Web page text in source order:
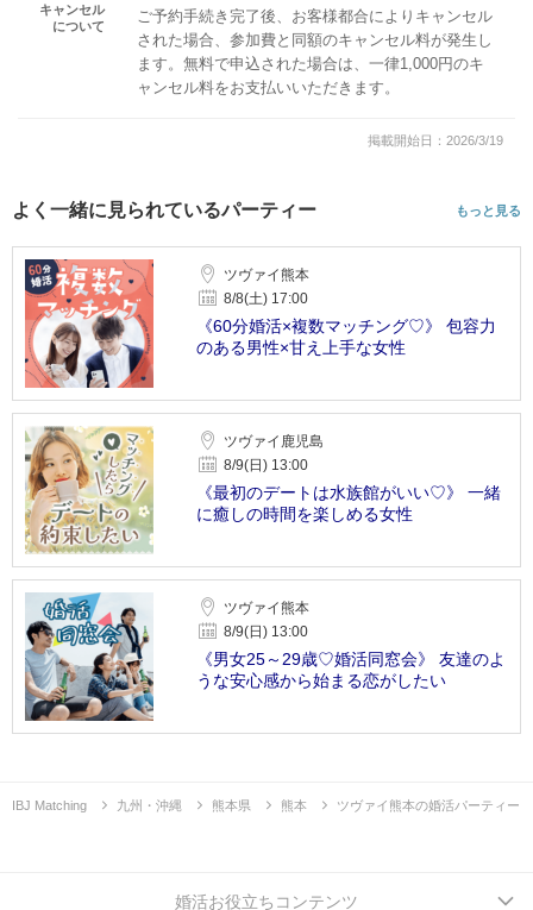
キャンセル
について
ご予約手続き完了後、お客様都合によりキャンセル
された場合、参加費と同額のキャンセル料が発生し
ます。無料で申込された場合は、一律1,000円のキ
ャンセル料をお支払いいただきます。
掲載開始日：2026/3/19
よく一緒に見られているパーティー もっと見る
ツヴァイ熊本
8/8(土) 17:00
《60分婚活×複数マッチング♡》 包容力
のある男性×甘え上手な女性
ツヴァイ鹿児島
8/9(日) 13:00
《最初のデートは水族館がいい♡》 一緒
に癒しの時間を楽しめる女性
ツヴァイ熊本
8/9(日) 13:00
《男女25～29歳♡婚活同窓会》 友達のよ
うな安心感から始まる恋がしたい
IBJ Matching 九州・沖縄 熊本県 熊本 ツヴァイ熊本の婚活パーティー
婚活お役立ちコンテンツ